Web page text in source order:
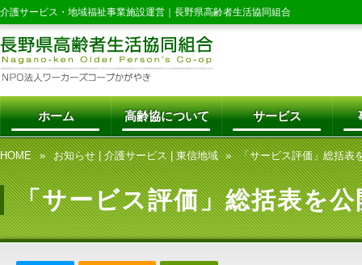
介護サービス・地域福祉事業施設運営｜ 長野県高齢者生活協同組合
ホーム 高齢協について サービス
HOME お知らせ|介護サービス|東信地域 「サービス評価」総括表
「サービス評価」総括表を